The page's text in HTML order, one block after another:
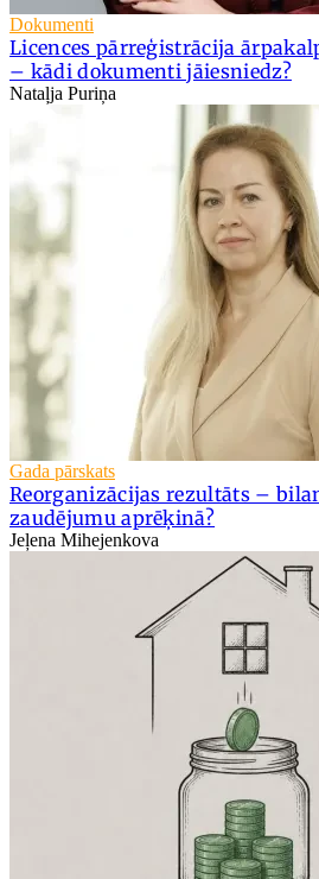
Dokumenti
Licences pārreģistrācija
– kādi dokumenti jāiesniedz?
Nataļja Puriņa
Gada pārskats
Reorganizācijas rezultāts –
zaudējumu aprēķinā?
Jeļena Mihejenkova